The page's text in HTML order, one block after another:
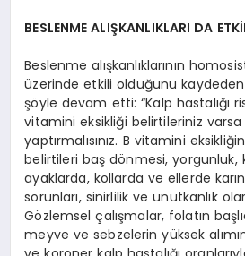
BESLENME ALIŞKANLIKLARI DA
Beslenme alışkanlıklarının
üzerinde etkili olduğunu
şöyle devam etti: “Kalp hastalığı
vitamini eksikliği belirtileriniz
yaptırmalısınız. B vitamini
belirtileri baş dönmesi, yorgunluk,
ayaklarda, kollarda ve ellerde
sorunları, sinirlilik ve unutkanlık
Gözlemsel çalışmalar, folatın
meyve ve sebzelerin yüksek